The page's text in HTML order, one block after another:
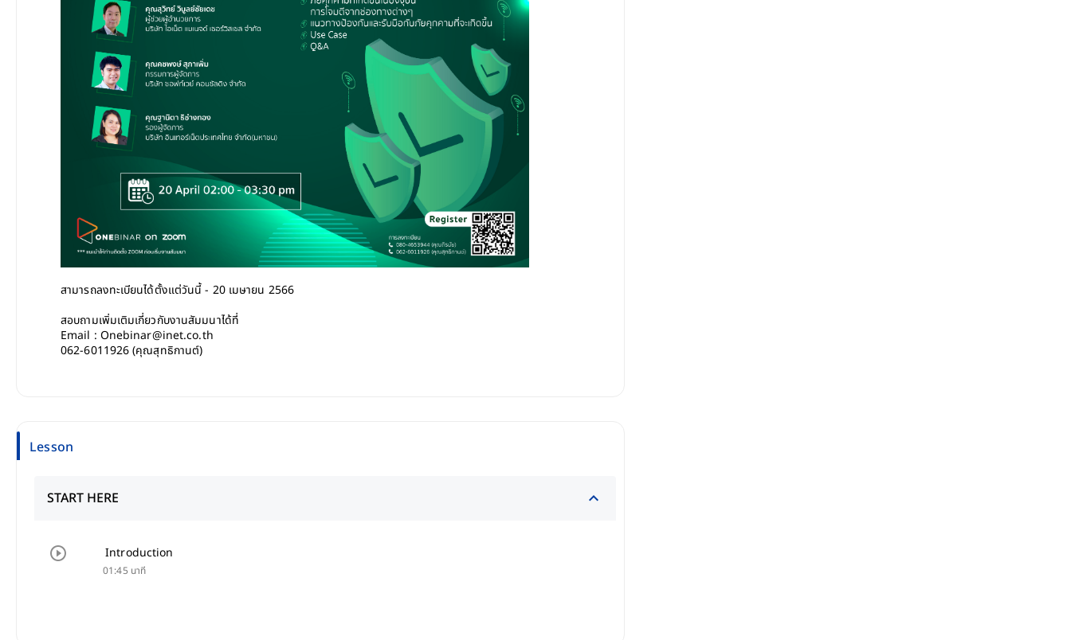
สามารถลงทะเบียนได้ตั้งแต่วันนี้ - 20 เมษายน 2566
สอบถามเพิ่มเติมเกี่ยวกับงานสัมมนาได้ที่
Email : Onebinar@inet.co.th
062-6011926 (คุณสุทธิกานต์)
Lesson
START HERE
Introduction
01:45 นาที